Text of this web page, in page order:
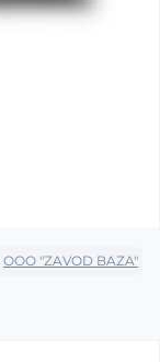
OOO "ZAVOD BAZA"